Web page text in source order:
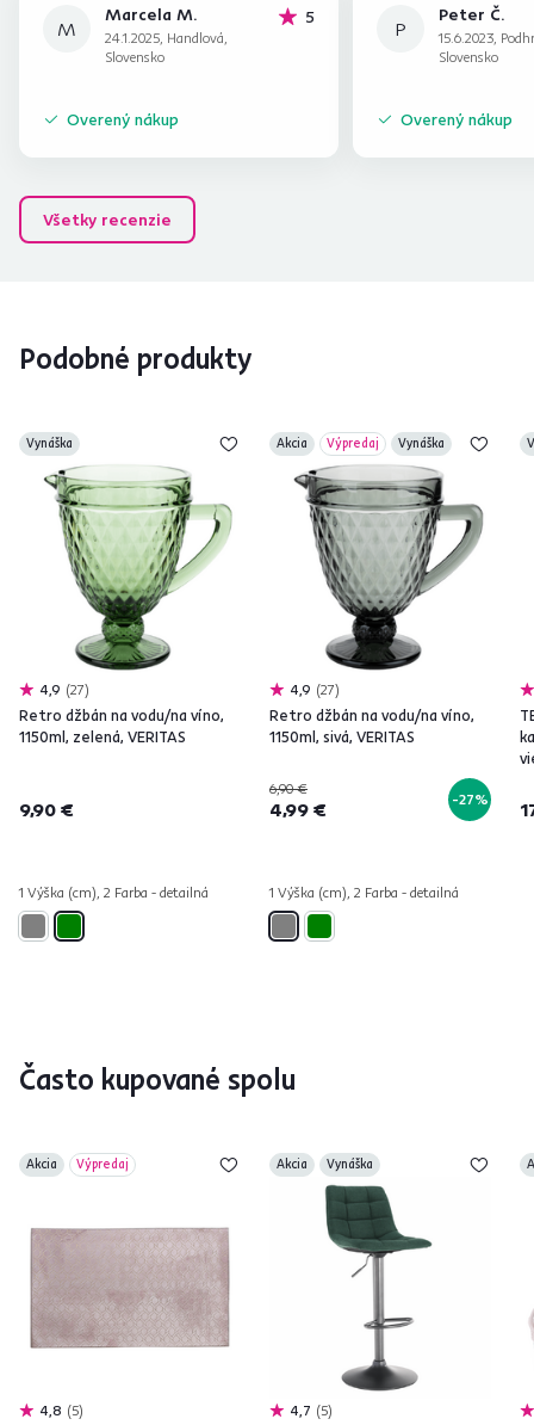
M
Marcela M.
24.1.2025, Handlová,
Slovensko
5hviezdičiek
Overený nákup
P
Peter Č.
15.6.2023,
Slovensko
Overený nákup
Všetky recenzie
Podobné produkty
Vynáška
4,9 27
Retro džbán na vodu/na víno,
1150ml, zelená, VERITAS
9,90 €
1 Výška (cm), 2 Farba - detailná
Akcia Výpredaj Vynáška
4,9 27
Retro džbán na vodu/na víno,
1150ml, sivá, VERITAS
6,90 €
4,99 € -27%
1 Výška (cm), 2 Farba - detailná
Často kupované spolu
Akcia Výpredaj
4,8 5
Akcia Vynáška
4,7 5